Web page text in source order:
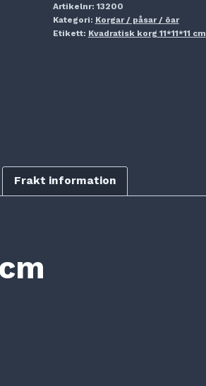
Artikelnr: 13200
Kategori: Korgar / påsar / öar
Etikett: Kvadratisk korg 11*11*11 cm
Frakt information